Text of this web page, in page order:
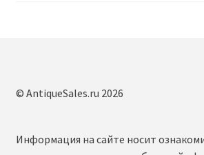
© AntiqueSales.ru 2026
Информация на сайте носит